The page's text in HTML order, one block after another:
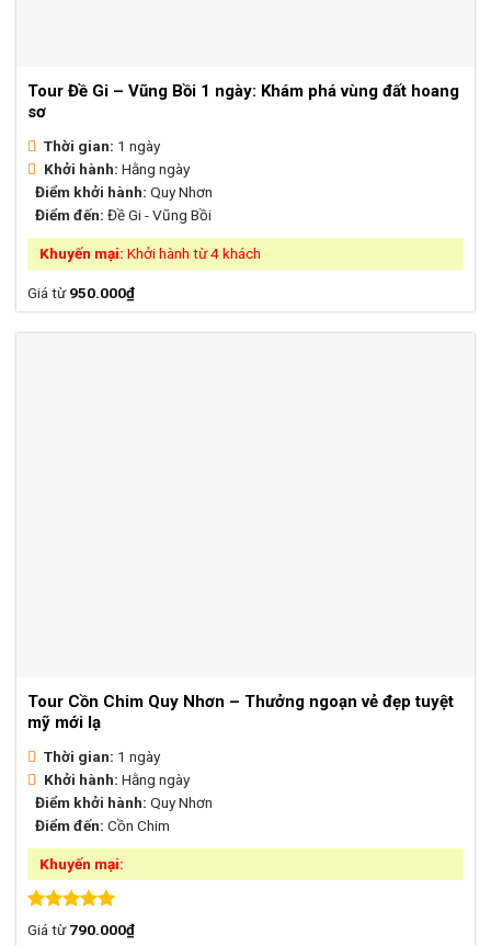
Tour Đề Gi – Vũng Bồi 1 ngày: Khám phá vùng đất hoang
sơ
Thời gian: 1 ngày
Khởi hành: Hằng ngày
Điểm khởi hành: Quy Nhơn
Điểm đến: Đề Gi - Vũng Bồi
Khuyến mại: Khởi hành từ 4 khách
Giá từ950.000₫
Tour Cồn Chim Quy Nhơn – Thưởng ngoạn vẻ đẹp tuyệt
mỹ mới lạ
Thời gian: 1 ngày
Khởi hành: Hằng ngày
Điểm khởi hành: Quy Nhơn
Điểm đến: Cồn Chim
Khuyến mại:
Được xếp
Giá từ790.000₫